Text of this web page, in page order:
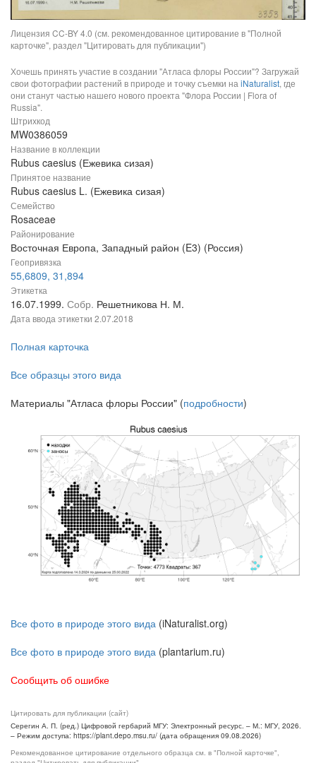
Лицензия CC-BY 4.0 (см. рекомендованное цитирование в "Полной
карточке", раздел "Цитировать для публикации")
Хочешь принять участие в создании "Атласа флоры России"? Загружай
свои фотографии растений в природе и точку съемки на iNaturalist, где
они станут частью нашего нового проекта "Флора России | Flora of
Russia".
Штрихкод
MW0386059
Название в коллекции
Rubus caesius (Ежевика сизая)
Принятое название
Rubus caesius L. (Ежевика сизая)
Семейство
Rosaceae
Районирование
Восточная Европа, Западный район (E3) (Россия)
Геопривязка
55,6809, 31,894
Этикетка
16.07.1999. Собр. Решетникова Н. М.
Дата ввода этикетки 2.07.2018
Полная карточка
Все образцы этого вида
Материалы "Атласа флоры России" (подробности)
Все фото в природе этого вида (iNaturalist.org)
Все фото в природе этого вида (plantarium.ru)
Сообщить об ошибке
Цитировать для публикации (сайт)
Серегин А. П. (ред.) Цифровой гербарий МГУ: Электронный ресурс. – М.: МГУ, 2026.
– Режим доступа: https://plant.depo.msu.ru/ (дата обращения 09.08.2026)
Рекомендованное цитирование отдельного образца см. в "Полной карточке",